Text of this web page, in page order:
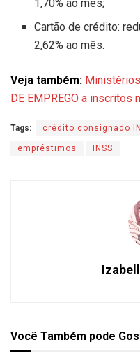
1,70% ao mês;
Cartão de crédito:
2,62% ao mês.
Veja também: Ministérios
DE EMPREGO a inscritos
Tags: crédito consignado
empréstimos INSS
Você Também pode